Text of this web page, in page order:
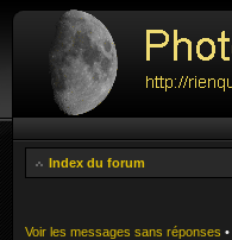
Index du forum
Voir les messages sans réponses •